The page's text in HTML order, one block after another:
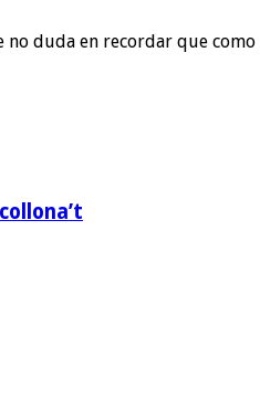
duda en recordar que